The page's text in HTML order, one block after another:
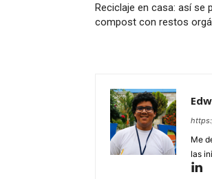
Reciclaje en casa: así se
compost con restos
Me
las